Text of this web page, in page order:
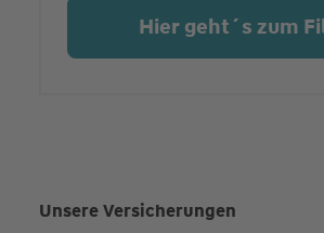
Hier geht´s zum
Unsere Versicherungen